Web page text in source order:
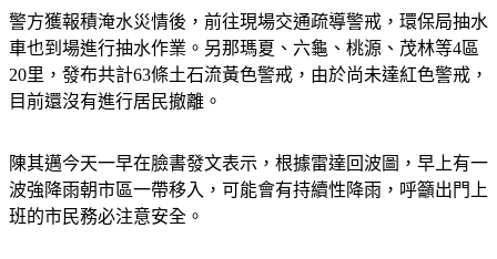
警方獲報積淹水災情後，前往現場交通疏導警戒，環保局抽水
車也到場進行抽水作業。另那瑪夏、六龜、桃源、茂林等4區
20里，發布共計63條土石流黃色警戒，由於尚未達紅色警戒，
目前還沒有進行居民撤離。
陳其邁今天一早在臉書發文表示，根據雷達回波圖，早上有一
波強降雨朝市區一帶移入，可能會有持續性降雨，呼籲出門上
班的市民務必注意安全。